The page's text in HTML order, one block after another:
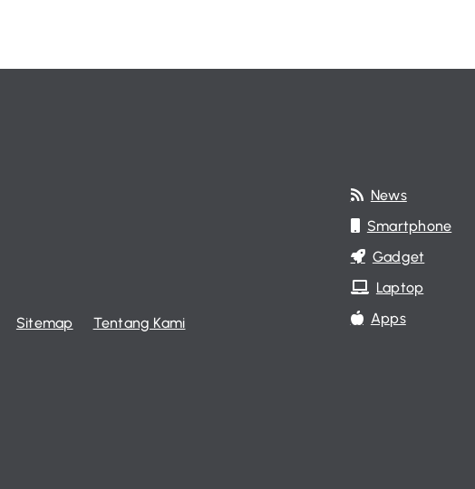
Sitemap Tentang Kami
News
Smartphone
Gadget
Laptop
Apps